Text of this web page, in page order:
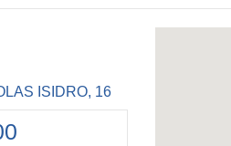
ISIDRO, 16